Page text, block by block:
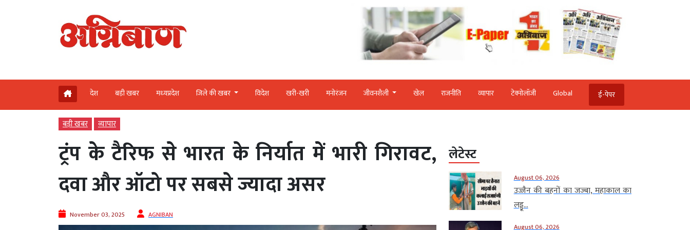
देश बड़ी खबर मध्‍यप्रदेश जिले की खबर विदेश खरी-खरी मनोरंजन जीवनशैली खेल राजनीति व्‍यापार टेक्‍नोलॉजी Global ई-पेपर
बड़ी खबर व्‍यापार
ट्रंप के टैरिफ से भारत के निर्यात में भारी गिरावट,
दवा और ऑटो पर सबसे ज्यादा असर
November 03, 2025 AGNIBAN
लेटेस्ट
August 06, 2026
उज्जैन की बहनों का जज्बा, महाकाल का
लड्डू...
August 06, 2026